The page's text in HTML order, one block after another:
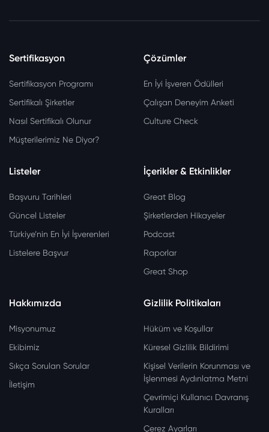
Sertifikasyon
Sertifikasyon Programı
Sertifikalı Şirketler
Nasıl Sertifikalı Olunur
Müşterilerimiz Ne Diyor?
Çözümler
En İyi İşveren Ödülleri
Çalışan Deneyim Anketi
Culture Check
Listeler
Başvuru Tarihleri
Güncel Listeler
Türkiye’nin En İyi İşverenleri
Listelere Başvur
İçerikler & Etkinlikler
Great Blog
Şirketlerden Hikayeler
Podcast
Raporlar
Great Shop
Hakkımızda
Misyonumuz
Ekibimiz
Sıkça Sorulan Sorular
İletişim
Gizlilik Politikaları
Hüküm ve Koşullar
Küresel Gizlilik Bildirimi
Kişisel Verilerin Korunması ve
İşlenmesi Aydınlatma Metni
Çevrimiçi Kullanıcı Davranış
Kuralları
Çerez Ayarları